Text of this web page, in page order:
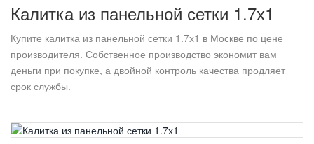
Калитка из панельной сетки 1.7х1
Купите калитка из панельной сетки 1.7х1 в Москве по цене
производителя. Собственное производство экономит вам
деньги при покупке, а двойной контроль качества продляет
срок службы.